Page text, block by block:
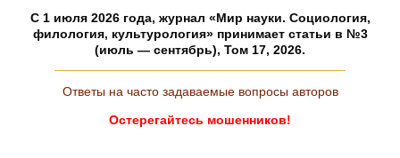
C 1 июля 2026 года, журнал «Мир науки. Социология,
филология, культурология» принимает статьи в №3
(июль — сентябрь), Том 17, 2026.
Ответы на часто задаваемые вопросы авторов
Остерегайтесь мошенников!